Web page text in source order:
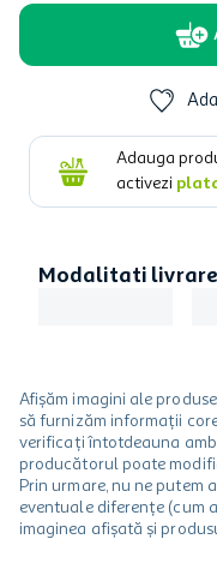
Adauga
activezi
Modalitati livrare
Afișăm imagini ale
să furnizăm informații
verificați întotdeauna
producătorul poate
Prin urmare, nu ne putem
eventuale diferențe (cum
imaginea afișată și